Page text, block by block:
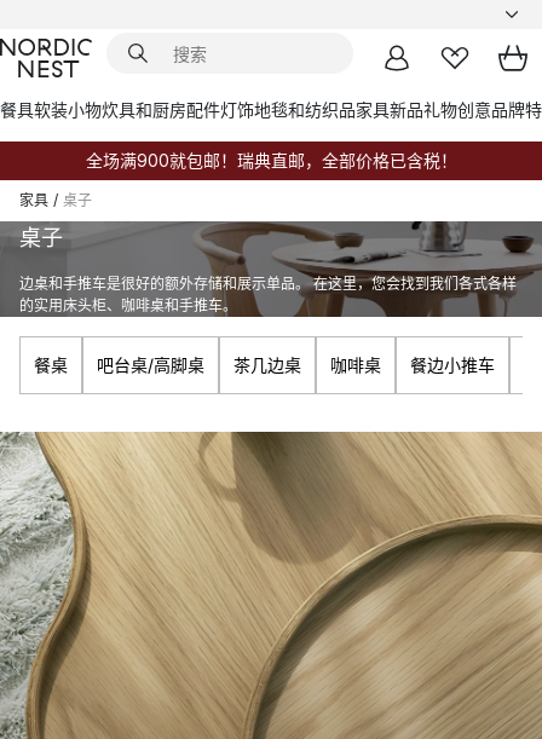
餐具软装小物炊具和厨房配件灯饰地毯和纺织品家具新品礼物创意品牌
全场满900就包邮！瑞典直邮，全部价格已含税！
家具 / 桌子
桌子
边桌和手推车是很好的额外存储和展示单品。 在这里，您会找到我们各式各样
的实用床头柜、咖啡桌和手推车。
餐桌 吧台桌/高脚桌 茶几边桌 咖啡桌 餐边小推车